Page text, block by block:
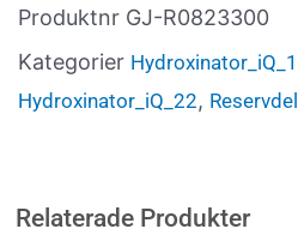
Produktnr GJ-R0823300
Kategorier
Hydroxinator_iQ_22,
Relaterade Produkter